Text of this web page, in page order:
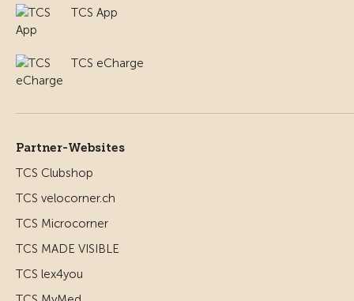
TCS App
TCS eCharge
Partner-Websites
TCS Clubshop
TCS velocorner.ch
TCS Microcorner
TCS MADE VISIBLE
TCS lex4you